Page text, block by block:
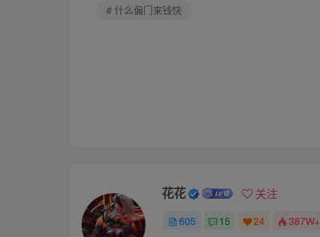
# 什么偏门来钱快
花花 关注
605 15 24 387W+